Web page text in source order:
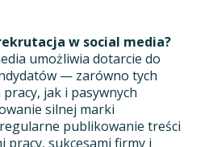
w social media?
umożliwia dotarcie do
— zarówno tych
jak i pasywnych
silnej marki
publikowanie treści
pracy, sukcesami firmy i